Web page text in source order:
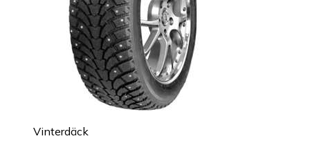
Vinterdäck